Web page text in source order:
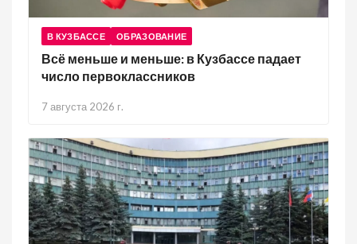
В КУЗБАССЕ ОБРАЗОВАНИЕ
Всё меньше и меньше: в Кузбассе падает
число первоклассников
7 августа 2026 г.